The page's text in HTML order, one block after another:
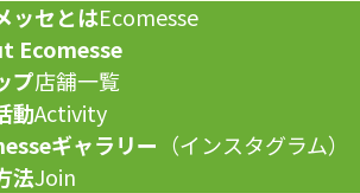
ッセとはEcomesse
Ecomesse
プ店舗一覧
動Activity
ギャラリー （インスタグラム）
法Join